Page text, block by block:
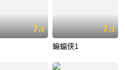
7.9 7.5
蝙蝠侠1